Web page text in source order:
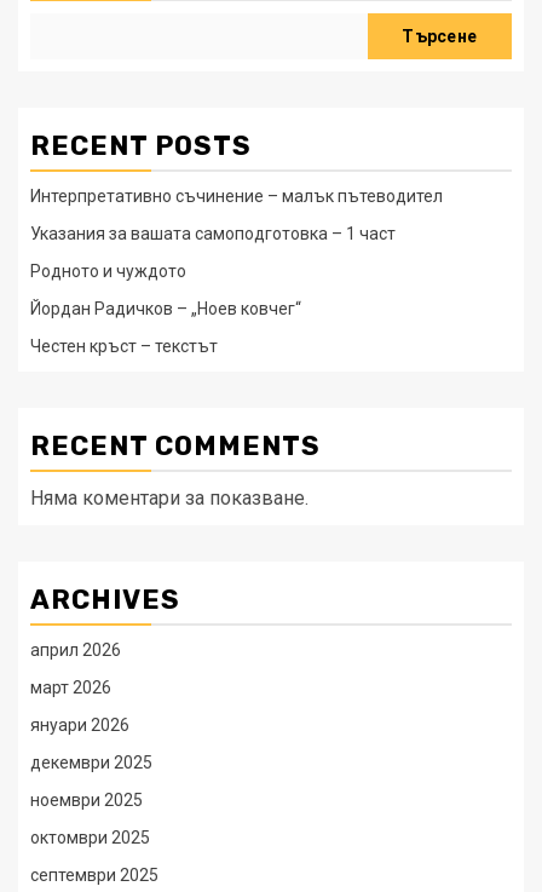
Търсене
RECENT POSTS
Интерпретативно съчинение – малък пътеводител
Указания за вашата самоподготовка – 1 част
Родното и чуждото
Йордан Радичков – „Ноев ковчег“
Честен кръст – текстът
RECENT COMMENTS
Няма коментари за показване.
ARCHIVES
април 2026
март 2026
януари 2026
декември 2025
ноември 2025
октомври 2025
септември 2025